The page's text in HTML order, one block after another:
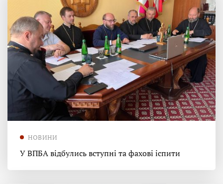
НОВИНИ
У ВПБА відбулись вступні та фахові іспити